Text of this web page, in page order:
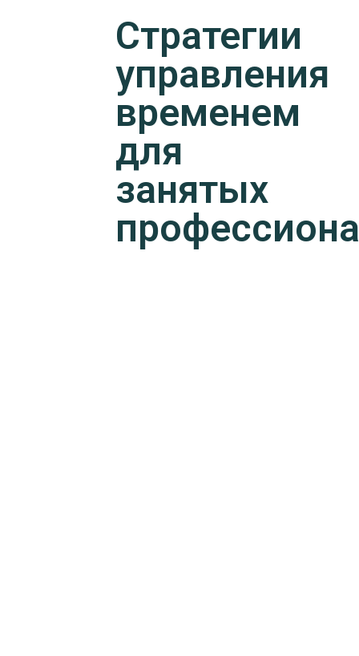
Стратегии
управления
временем
для
занятых